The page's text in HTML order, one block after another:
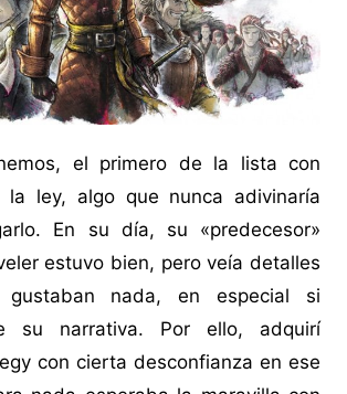
el primero de la lista con
ley, algo que nunca adivinaría
En su día, su «predecesor»
estuvo bien, pero veía detalles
nada, en especial si
su narrativa. Por ello, adquirí
con cierta desconfianza en ese